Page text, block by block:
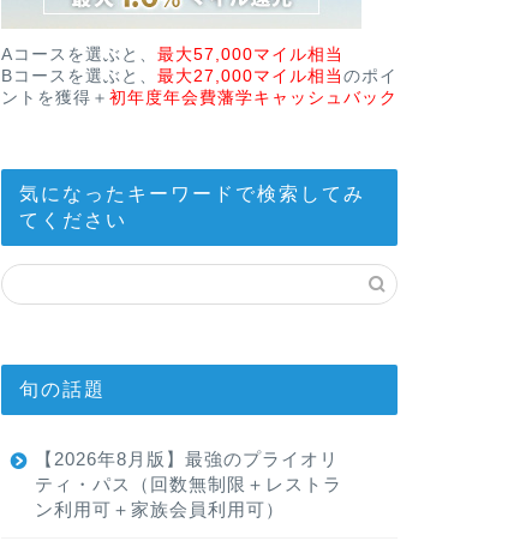
Aコースを選ぶと、 最大57,000マイル相当
Bコースを選ぶと、 最大27,000マイル相当 のポイ
ントを獲得＋ 初年度年会費藩学キャッシュバック
気になったキーワードで検索してみ
てください
旬の話題
【2026年8月版】最強のプライオリ
ティ・パス（回数無制限＋レストラ
ン利用可＋家族会員利用可）